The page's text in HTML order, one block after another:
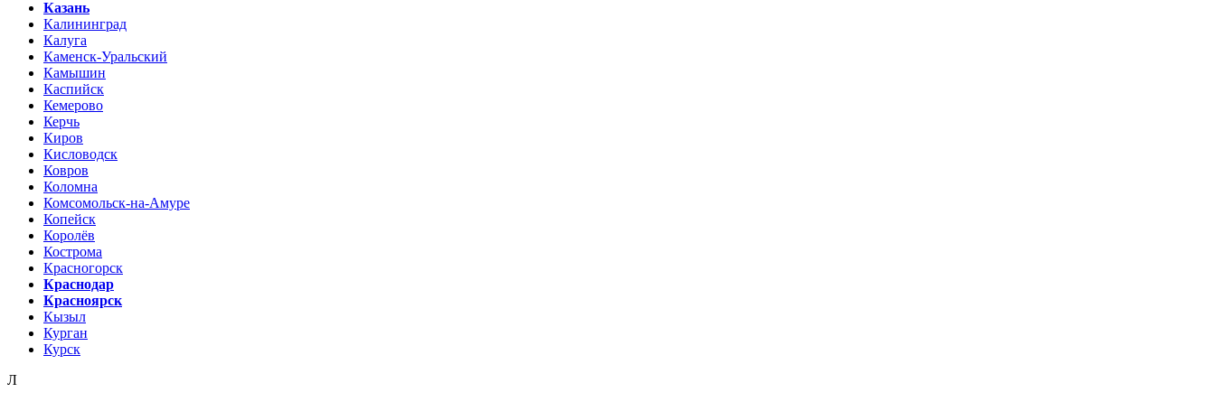
Казань
Калининград
Калуга
Каменск-Уральский
Камышин
Каспийск
Кемерово
Керчь
Киров
Кисловодск
Ковров
Коломна
Комсомольск-на-Амуре
Копейск
Королёв
Кострома
Красногорск
Краснодар
Красноярск
Кызыл
Курган
Курск
Л